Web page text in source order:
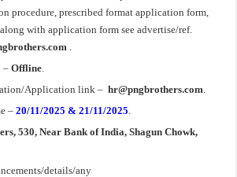
procedure, prescribed format application form,
with application form see advertise/ref.
–Offline
/Application link –hr@pngbrothers.com
– 20/11/2025 & 21/11/2025
530, Near Bank of India, Shagun Chowk,
details/any